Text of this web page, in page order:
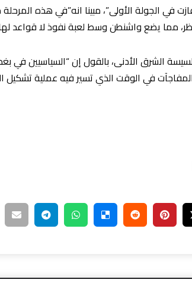
مما يضع واشنطن وسط لعبة نفوذ لا قواعد لها
الشرق الأدنى، بالقول إن “السياسيين في
في الوقت الذي تسير فيه عملية تشكيل